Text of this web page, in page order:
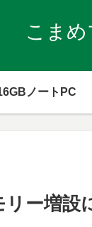
こま
ノートPC
ー増